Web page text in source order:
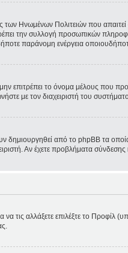
των Ηνωμένων Πολιτειών που
την συλλογή προσωπικών
παράνομη ενέργεια
επιτρέπει το όνομα μέλους που
με τον διαχειριστή του
από το phpBB τα
Αν έχετε προβλήματα
τις αλλάξετε επιλέξτε το